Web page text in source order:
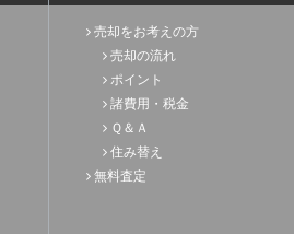
売却をお考えの方
売却の流れ
ポイント
諸費用・税金
Ｑ＆Ａ
住み替え
無料査定